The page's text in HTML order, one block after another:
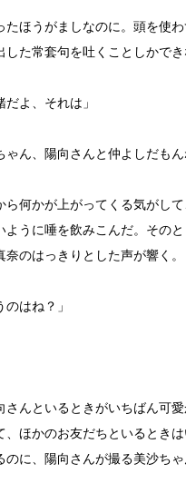
ほうがましなのに。頭を使
した常套句を吐くことしかでき
だよ、それは」
ゃん、陽向さんと仲よしだもん
何かが上がってくる気がして
ように唾を飲みこんだ。その
のはっきりとした声が響く。
のはね？」
さんといるときがいちばん可
、ほかのお友だちといるとき
のに、陽向さんが撮る美沙ち